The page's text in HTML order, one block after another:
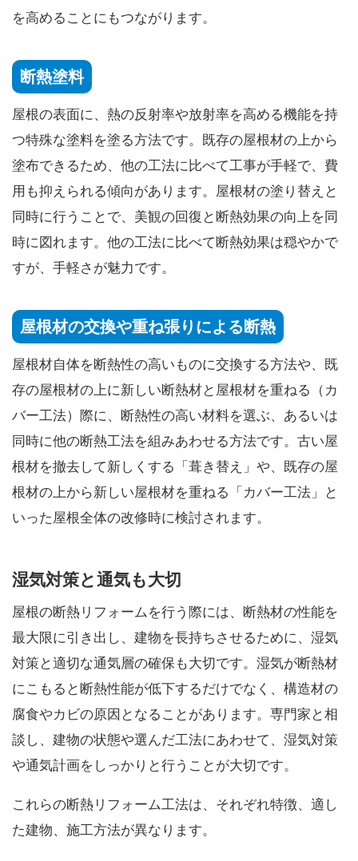
を高めることにもつながります。
断熱塗料
屋根の表面に、熱の反射率や放射率を高める機能を持
つ特殊な塗料を塗る方法です。既存の屋根材の上から
塗布できるため、他の工法に比べて工事が手軽で、費
用も抑えられる傾向があります。屋根材の塗り替えと
同時に行うことで、美観の回復と断熱効果の向上を同
時に図れます。他の工法に比べて断熱効果は穏やかで
すが、手軽さが魅力です。
屋根材の交換や重ね張りによる断熱
屋根材自体を断熱性の高いものに交換する方法や、既
存の屋根材の上に新しい断熱材と屋根材を重ねる（カ
バー工法）際に、断熱性の高い材料を選ぶ、あるいは
同時に他の断熱工法を組みあわせる方法です。古い屋
根材を撤去して新しくする「葺き替え」や、既存の屋
根材の上から新しい屋根材を重ねる「カバー工法」と
いった屋根全体の改修時に検討されます。
湿気対策と通気も大切
屋根の断熱リフォームを行う際には、断熱材の性能を
最大限に引き出し、建物を長持ちさせるために、湿気
対策と適切な通気層の確保も大切です。湿気が断熱材
にこもると断熱性能が低下するだけでなく、構造材の
腐食やカビの原因となることがあります。専門家と相
談し、建物の状態や選んだ工法にあわせて、湿気対策
や通気計画をしっかりと行うことが大切です。
これらの断熱リフォーム工法は、それぞれ特徴、適し
た建物、施工方法が異なります。